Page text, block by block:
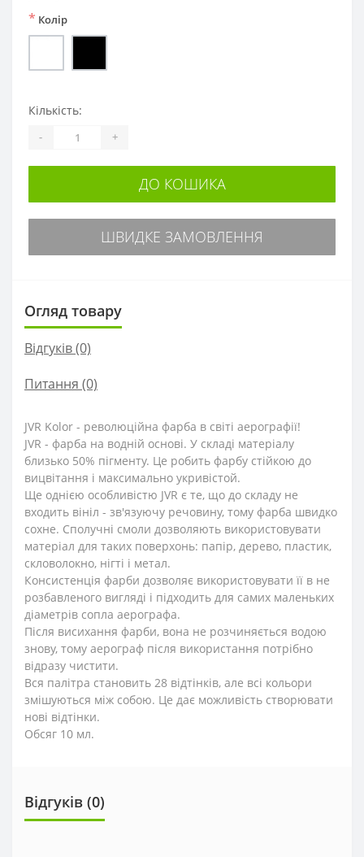
* Колір
Кількість:
- +
ДО КОШИКА
ШВИДКЕ ЗАМОВЛЕННЯ
Огляд товару
Відгуків (0)
Питання (0)
JVR Kolor - революційна фарба в світі аерографії!
JVR - фарба на водній основі. У складі матеріалу
близько 50% пігменту. Це робить фарбу стійкою до
вицвітання і максимально укривістой.
Ще однією особливістю JVR є те, що до складу не
входить вініл - зв'язуючу речовину, тому фарба швидко
сохне. Сполучні смоли дозволяють використовувати
матеріал для таких поверхонь: папір, дерево, пластик,
скловолокно, нігті і метал.
Консистенція фарби дозволяє використовувати її в не
розбавленого вигляді і підходить для самих маленьких
діаметрів сопла аерографа.
Після висихання фарби, вона не розчиняється водою
знову, тому аерограф після використання потрібно
відразу чистити.
Вся палітра становить 28 відтінків, але всі кольори
змішуються між собою. Це дає можливість створювати
нові відтінки.
Обсяг 10 мл.
Відгуків (0)